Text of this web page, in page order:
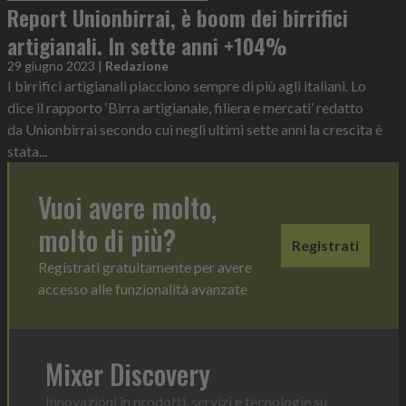
Report Unionbirrai, è boom dei birrifici
artigianali. In sette anni +104%
29 giugno 2023 | Redazione
I birrifici artigianali piacciono sempre di più agli italiani. Lo
dice il rapporto ‘Birra artigianale, filiera e mercati’ redatto
da Unionbirrai secondo cui negli ultimi sette anni la crescita è
stata...
Vuoi avere molto,
molto di più?
Registrati gratuitamente per avere
accesso alle funzionalità avanzate
Registrati
Mixer Discovery
Innovazioni in prodotti, servizi e tecnologie su